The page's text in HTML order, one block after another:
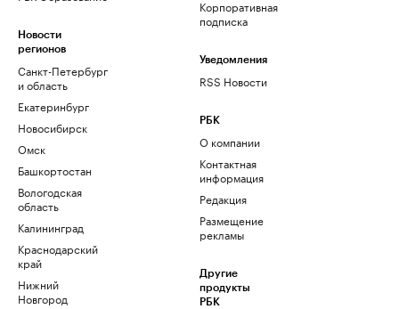
Новости
регионов
Санкт-Петербург
и область
Екатеринбург
Новосибирск
Омск
Башкортостан
Вологодская
область
Калининград
Краснодарский
край
Нижний
Новгород
Корпоративная
подписка
Уведомления
RSS Новости
РБК
О компании
Контактная
информация
Редакция
Размещение
рекламы
Другие
продукты
РБК